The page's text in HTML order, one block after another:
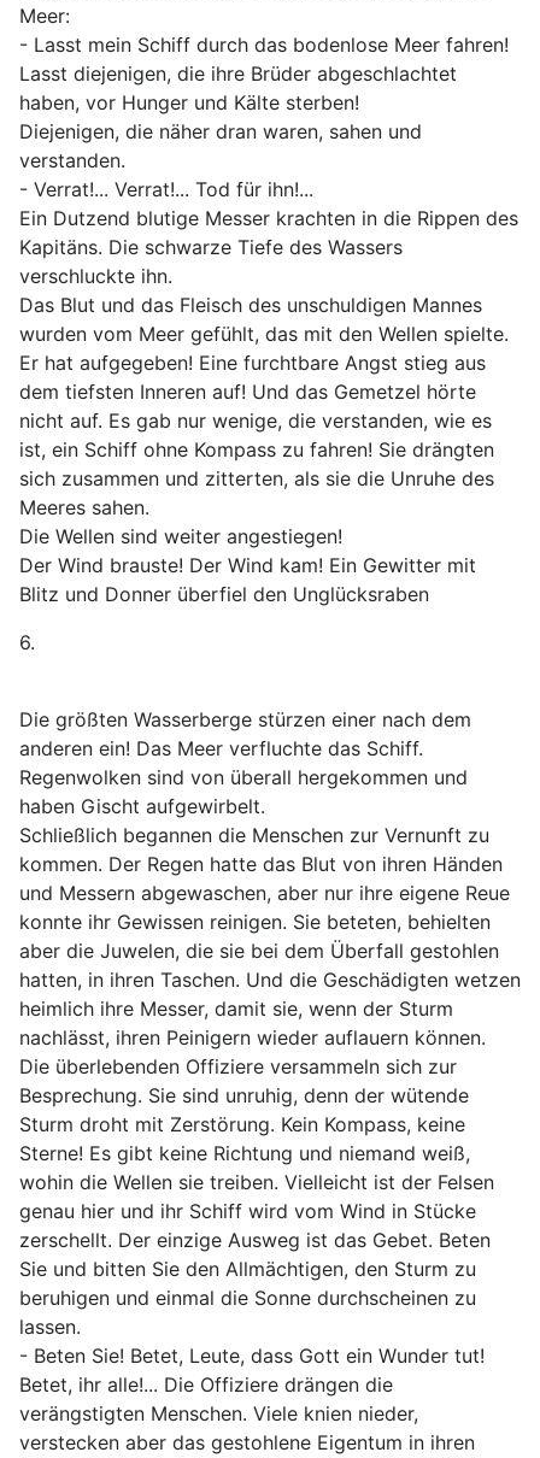
Meer:
- Lasst mein Schiff durch das bodenlose Meer fahren!
Lasst diejenigen, die ihre Brüder abgeschlachtet
haben, vor Hunger und Kälte sterben!
Diejenigen, die näher dran waren, sahen und
verstanden.
- Verrat!... Verrat!... Tod für ihn!...
Ein Dutzend blutige Messer krachten in die Rippen des
Kapitäns. Die schwarze Tiefe des Wassers
verschluckte ihn.
Das Blut und das Fleisch des unschuldigen Mannes
wurden vom Meer gefühlt, das mit den Wellen spielte.
Er hat aufgegeben! Eine furchtbare Angst stieg aus
dem tiefsten Inneren auf! Und das Gemetzel hörte
nicht auf. Es gab nur wenige, die verstanden, wie es
ist, ein Schiff ohne Kompass zu fahren! Sie drängten
sich zusammen und zitterten, als sie die Unruhe des
Meeres sahen.
Die Wellen sind weiter angestiegen!
Der Wind brauste! Der Wind kam! Ein Gewitter mit
Blitz und Donner überfiel den Unglücksraben
6.
Die größten Wasserberge stürzen einer nach dem
anderen ein! Das Meer verfluchte das Schiff.
Regenwolken sind von überall hergekommen und
haben Gischt aufgewirbelt.
Schließlich begannen die Menschen zur Vernunft zu
kommen. Der Regen hatte das Blut von ihren Händen
und Messern abgewaschen, aber nur ihre eigene Reue
konnte ihr Gewissen reinigen. Sie beteten, behielten
aber die Juwelen, die sie bei dem Überfall gestohlen
hatten, in ihren Taschen. Und die Geschädigten wetzen
heimlich ihre Messer, damit sie, wenn der Sturm
nachlässt, ihren Peinigern wieder auflauern können.
Die überlebenden Offiziere versammeln sich zur
Besprechung. Sie sind unruhig, denn der wütende
Sturm droht mit Zerstörung. Kein Kompass, keine
Sterne! Es gibt keine Richtung und niemand weiß,
wohin die Wellen sie treiben. Vielleicht ist der Felsen
genau hier und ihr Schiff wird vom Wind in Stücke
zerschellt. Der einzige Ausweg ist das Gebet. Beten
Sie und bitten Sie den Allmächtigen, den Sturm zu
beruhigen und einmal die Sonne durchscheinen zu
lassen.
- Beten Sie! Betet, Leute, dass Gott ein Wunder tut!
Betet, ihr alle!... Die Offiziere drängen die
verängstigten Menschen. Viele knien nieder,
verstecken aber das gestohlene Eigentum in ihren